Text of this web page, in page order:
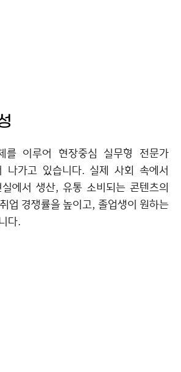
를 이루어 현장중심 실무형 전문가
나가고 있습니다. 실제 사회 속에서
에서 생산, 유통 소비되는 콘텐츠의
업 경쟁률을 높이고, 졸업생이 원하는
다.